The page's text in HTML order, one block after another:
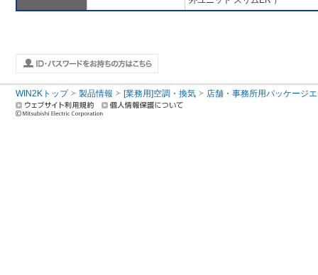
WIN2Kトップ 製品情報 [業務用]空調・換気 店舗・事務所用パッケージ